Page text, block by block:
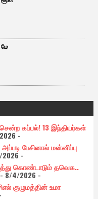
கப்பல்! 13 இந்தியர்கள்
-
பேசினால் மன்னிப்பு
-
கொண்டாடும் தவெக..
8/4/2026 -
குழுமத்தின் உமா